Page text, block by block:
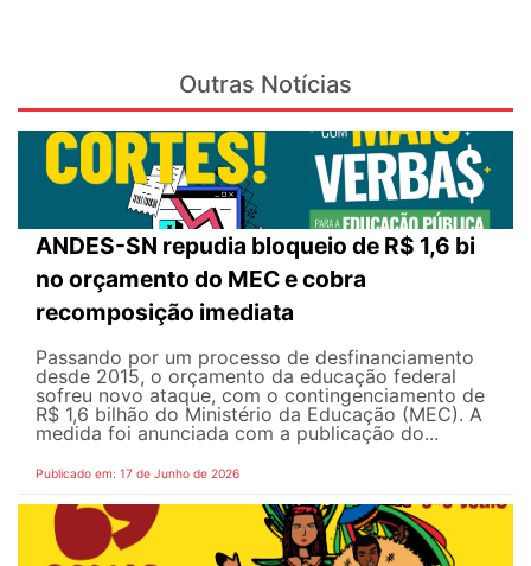
Outras Notícias
ANDES-SN repudia bloqueio de R$ 1,6 bi
no orçamento do MEC e cobra
recomposição imediata
Passando por um processo de desfinanciamento
desde 2015, o orçamento da educação federal
sofreu novo ataque, com o contingenciamento de
R$ 1,6 bilhão do Ministério da Educação (MEC). A
medida foi anunciada com a publicação do...
Publicado em: 17 de Junho de 2026